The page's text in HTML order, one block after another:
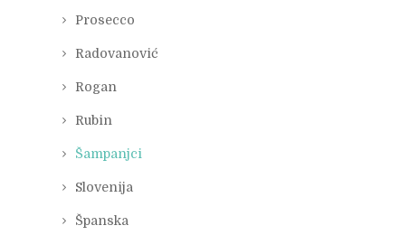
Prosecco
Radovanović
Rogan
Rubin
Šampanjci
Slovenija
Španska